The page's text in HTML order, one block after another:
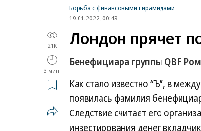
Борьба с финансовыми пирамидами
19.01.2022, 00:43
21K
3 мин.
Лондон прячет
Бенефициара группы QBF
Как стало известно “Ъ”, в
появилась фамилия
Следствие считает его
инвестирования денег